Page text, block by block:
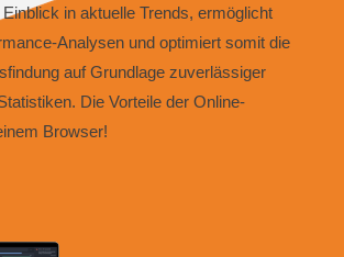
in aktuelle Trends, ermöglicht
Analysen und optimiert somit die
auf Grundlage zuverlässiger
Die Vorteile der Online-
Browser!